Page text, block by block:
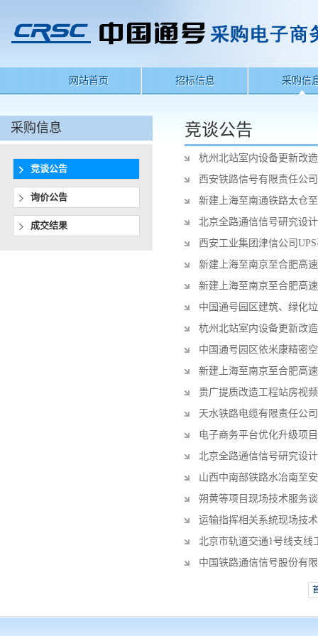
网站首页 招标信息 采购信
采购信息
竞谈公告
询价公告
成交结果
竞谈公告
杭州北站室内设备更新改
西安铁路信号有限责任公
新建上海至南通铁路太仓
北京全路通信信号研究设
西安工业集团津信公司
新建上海至南京至合肥高
新建上海至南京至合肥高
中国通号园区建筑、绿化
杭州北站室内设备更新改
中国通号园区依米康精密
新建上海至南京至合肥高
贵广提质改造工程站房视
天水铁路电缆有限责任公
电子商务平台优化升级项
北京全路通信信号研究设
山西中南部铁路水冶南至
朔黄等项目现场技术服务
运输指挥相关系统现场技
北京市轨道交通1号线支
中国铁路通信信号股份有